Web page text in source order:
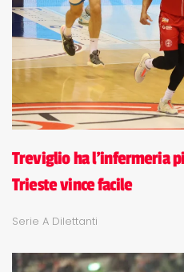
Treviglio ha l'infermeria
Trieste vince facile
Serie A Dilettanti